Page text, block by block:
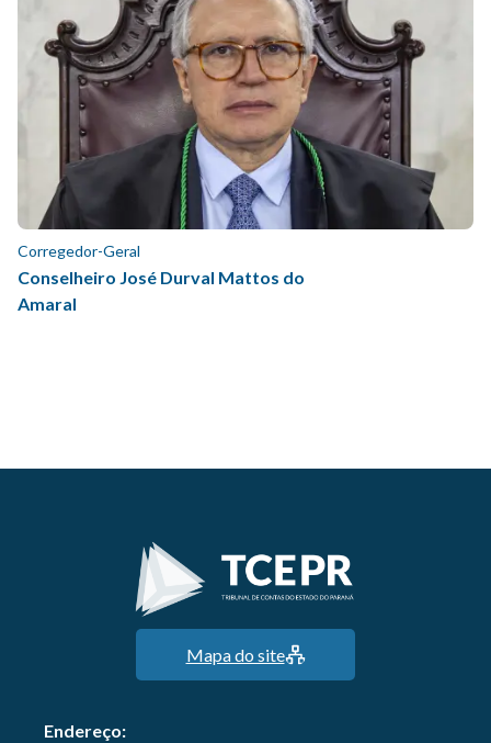
Conselheiro José Durval Mattos do
Amaral
Corregedor-Geral
Mapa do site
Endereço: